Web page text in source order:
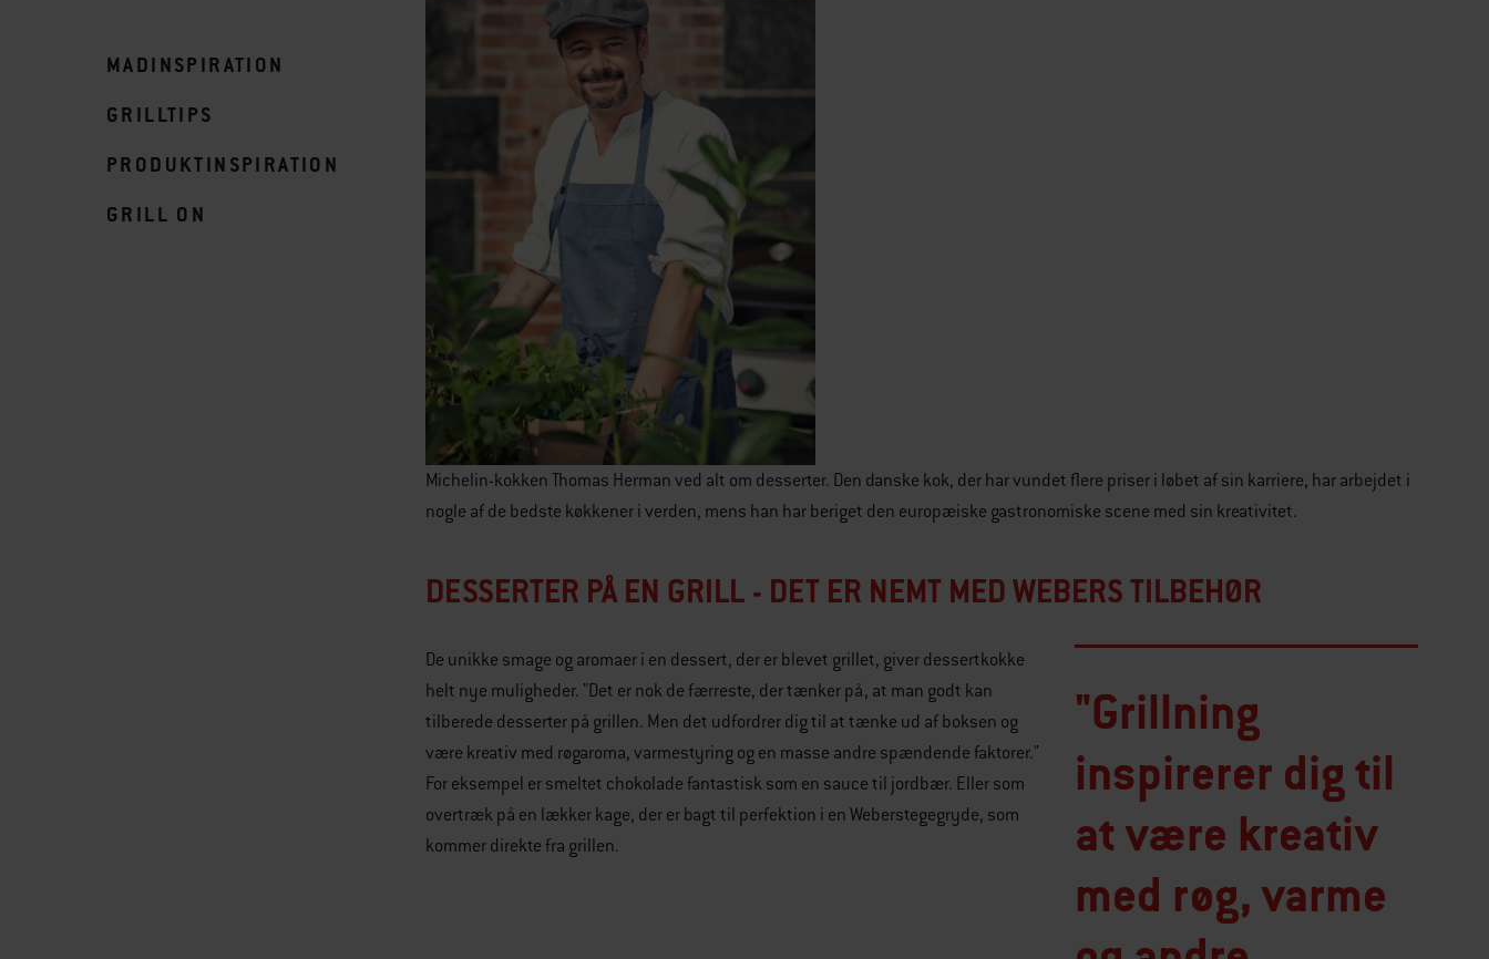
MADINSPIRATION
GRILLTIPS
PRODUKTINSPIRATION
GRILL ON
Michelin-kokken Thomas Herman ved alt om desserter. Den danske kok, der har vundet flere priser i løbet af sin karriere, har arbejdet i
nogle af de bedste køkkener i verden, mens han har beriget den europæiske gastronomiske scene med sin kreativitet.
DESSERTER PÅ EN GRILL - DET ER NEMT MED WEBERS TILBEHØR
"Grillning
inspirerer dig til
at være kreativ
med røg, varme
De unikke smage og aromaer i en dessert, der er blevet grillet, giver dessertkokke
helt nye muligheder. "Det er nok de færreste, der tænker på, at man godt kan
tilberede desserter på grillen. Men det udfordrer dig til at tænke ud af boksen og
være kreativ med røgaroma, varmestyring og en masse andre spændende faktorer."
For eksempel er smeltet chokolade fantastisk som en sauce til jordbær. Eller som
overtræk på en lækker kage, der er bagt til perfektion i en Weberstegegryde, som
kommer direkte fra grillen.